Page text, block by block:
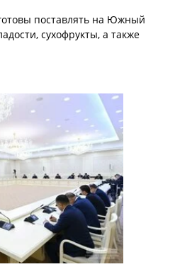
поставлять на Южный
сухофрукты, а также